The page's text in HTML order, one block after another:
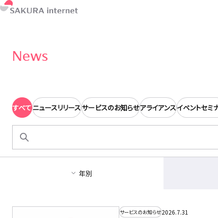
News
すべてニュースリリースサービスのお知らせアライアンスイベントセミ
年別
サービスのお知らせ2026.7.31